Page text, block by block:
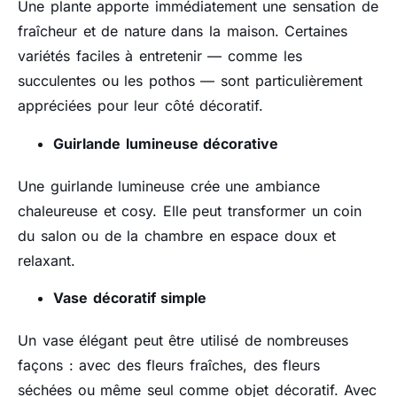
Une plante apporte immédiatement une sensation de
fraîcheur et de nature dans la maison. Certaines
variétés faciles à entretenir — comme les
succulentes ou les pothos — sont particulièrement
appréciées pour leur côté décoratif.
Guirlande lumineuse décorative
Une guirlande lumineuse crée une ambiance
chaleureuse et cosy. Elle peut transformer un coin
du salon ou de la chambre en espace doux et
relaxant.
Vase décoratif simple
Un vase élégant peut être utilisé de nombreuses
façons : avec des fleurs fraîches, des fleurs
séchées ou même seul comme objet décoratif. Avec